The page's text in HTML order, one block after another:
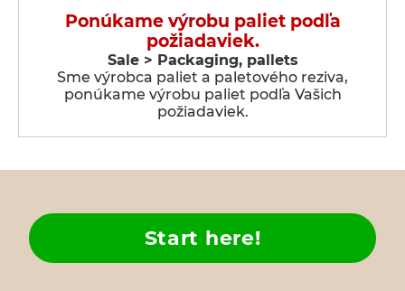
Ponúkame výrobu paliet podľa
požiadaviek.
Sale > Packaging, pallets
Sme výrobca paliet a paletového reziva,
ponúkame výrobu paliet podľa Vašich
požiadaviek.
Start here!